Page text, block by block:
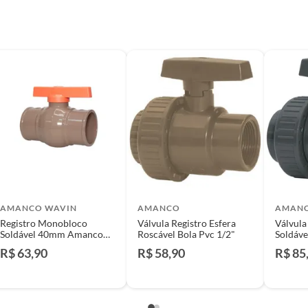
pisos, porcelanatos, revestimentos, pastilhas,
A resposta ao cliente deverá ser imediata. Sendo
dias, a contar da data da visita técnica.
poderá ser substituído, imediatamente, acrescido
negociados diretamente entre o Diretor de Loja ou
poderá optar por:
AMANCO WAVIN
Registro Monobloco
Soldável 40mm Amanco
R$ 63,90
AMANCO
Válvula Registro Esfera
Roscável Bola Pvc 1/2"
R$ 58,90 R$